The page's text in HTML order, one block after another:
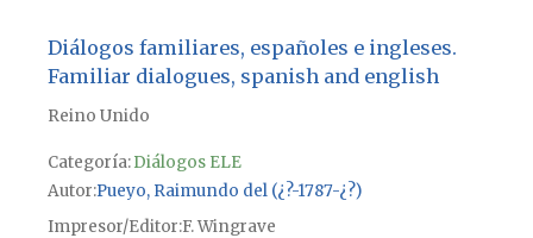
Diálogos familiares, españoles e ingleses.
Familiar dialogues, spanish and english
Reino Unido
Categoría:Diálogos ELE
Autor Pueyo, Raimundo del (¿?-1787-¿?)
Impresor/Editor F. Wingrave